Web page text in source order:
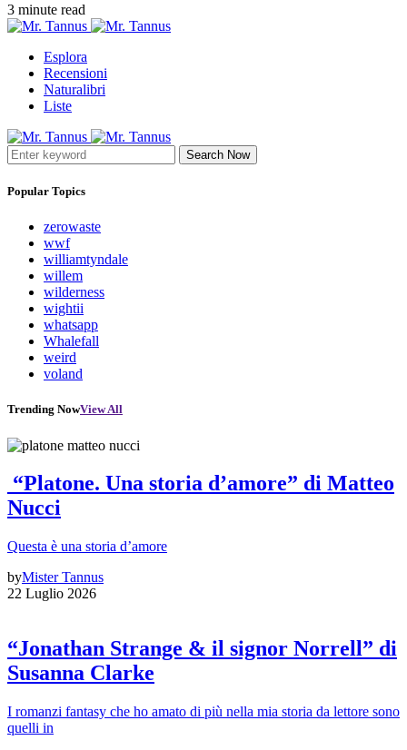
3 minute read
Esplora
Recensioni
Naturalibri
Liste
Search Now
Popular Topics
zerowaste
wwf
williamtyndale
willem
wilderness
wightii
whatsapp
Whalefall
weird
voland
Trending NowView All
“Platone. Una storia d’amore” di Matteo
Nucci
Questa è una storia d’amore
byMister Tannus
22 Luglio 2026
“Jonathan Strange & il signor Norrell” di
Susanna Clarke
I romanzi fantasy che ho amato di più nella mia storia da lettore sono
quelli in